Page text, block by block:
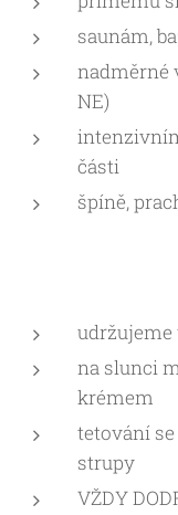
saunám,
nadměrné
NE)
části
špíně,
udržujeme
na slunci
krémem
tetování
strupy
VŽDY